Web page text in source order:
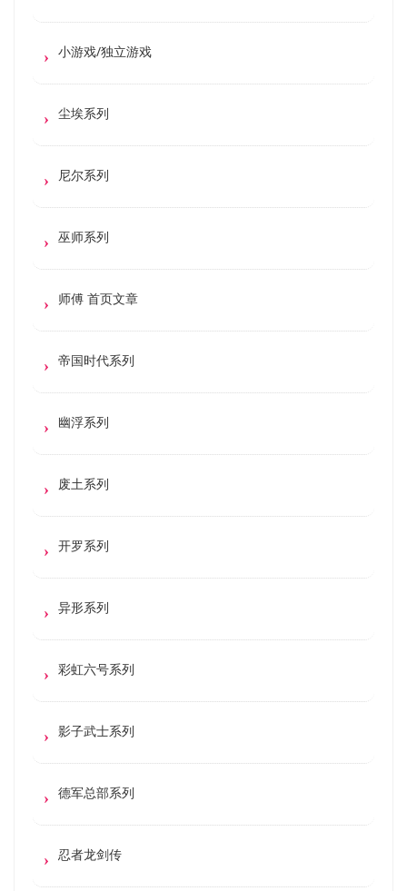
小游戏/独立游戏
尘埃系列
尼尔系列
巫师系列
师傅 首页文章
帝国时代系列
幽浮系列
废土系列
开罗系列
异形系列
彩虹六号系列
影子武士系列
德军总部系列
忍者龙剑传